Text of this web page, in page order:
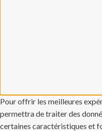
Pour offrir les meilleures
permettra de traiter des
certaines caractéristiques et